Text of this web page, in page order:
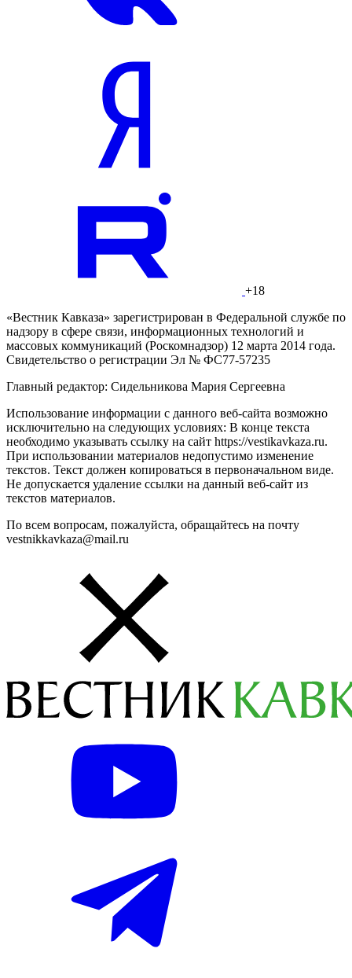
+18
«Вестник Кавказа» зарегистрирован в Федеральной службе по
надзору в сфере связи, информационных технологий и
массовых коммуникаций (Роскомнадзор) 12 марта 2014 года.
Свидетельство о регистрации Эл № ФС77-57235
Главный редактор: Сидельникова Мария Сергеевна
Использование информации с данного веб-сайта возможно
исключительно на следующих условиях: В конце текста
необходимо указывать ссылку на сайт https://vestikavkaza.ru.
При использовании материалов недопустимо изменение
текстов. Текст должен копироваться в первоначальном виде.
Не допускается удаление ссылки на данный веб-сайт из
текстов материалов.
По всем вопросам, пожалуйста, обращайтесь на почту
vestnikkavkaza@mail.ru